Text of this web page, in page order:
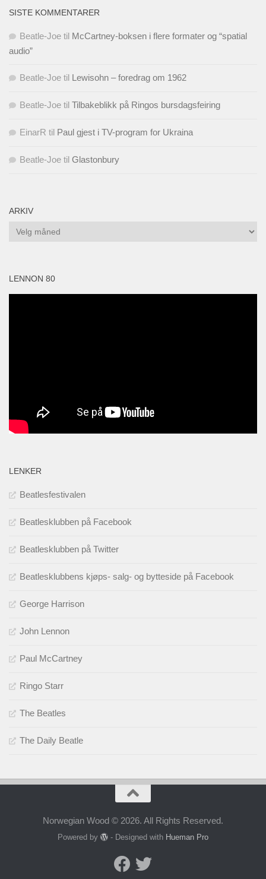
SISTE KOMMENTARER
Beatle-Joe til McCartney-boksen i flere formater og “spatial
audio”
Beatle-Joe til Lewisohn – foredrag om 1962
Beatle-Joe til Tilbakeblikk på Ringos bursdagsfeiring
EinarR til Paul gjest i TV-program for Ukraina
Beatle-Joe til Glastonbury
ARKIV
Arkiv
LENNON 80
LENKER
Beatlesfestivalen
Beatlesklubben på Facebook
Beatlesklubben på Twitter
Beatlesklubbens kjøps- salg- og bytteside på Facebook
George Harrison
John Lennon
Paul McCartney
Ringo Starr
The Beatles
The Daily Beatle
Norwegian Wood © 2026. All Rights Reserved.
Powered by - Designed with Hueman Pro